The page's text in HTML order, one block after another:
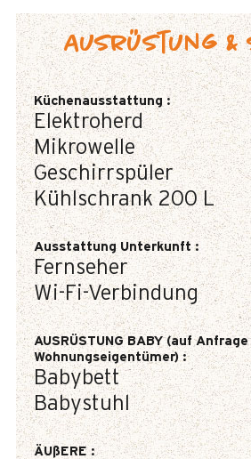
Ausrüstung &
Küchenausstattung :
Elektroherd
Mikrowelle
Geschirrspüler
Kühlschrank 200 L
Ausstattung Unterkunft:
Fernseher
Wi-Fi-Verbindung
AUSRÜSTUNG BABY (auf
Wohnungseigentümer):
Babybett
Babystuhl
ÄUßERE: